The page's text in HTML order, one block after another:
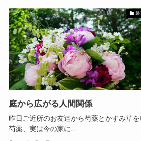
装
庭から広がる人間関係
昨日ご近所のお友達から芍薬とかすみ草
芍薬、実は今の家に...